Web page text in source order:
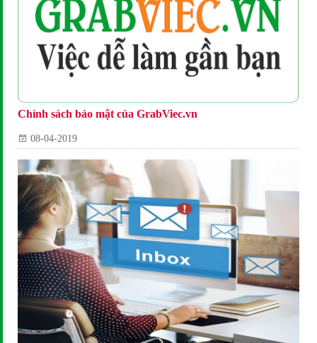
Chính sách bảo mật của GrabViec.vn
08-04-2019